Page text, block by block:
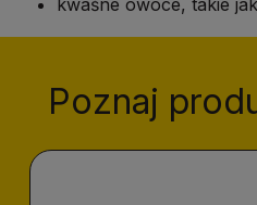
kwaśne owoce, takie
Poznaj